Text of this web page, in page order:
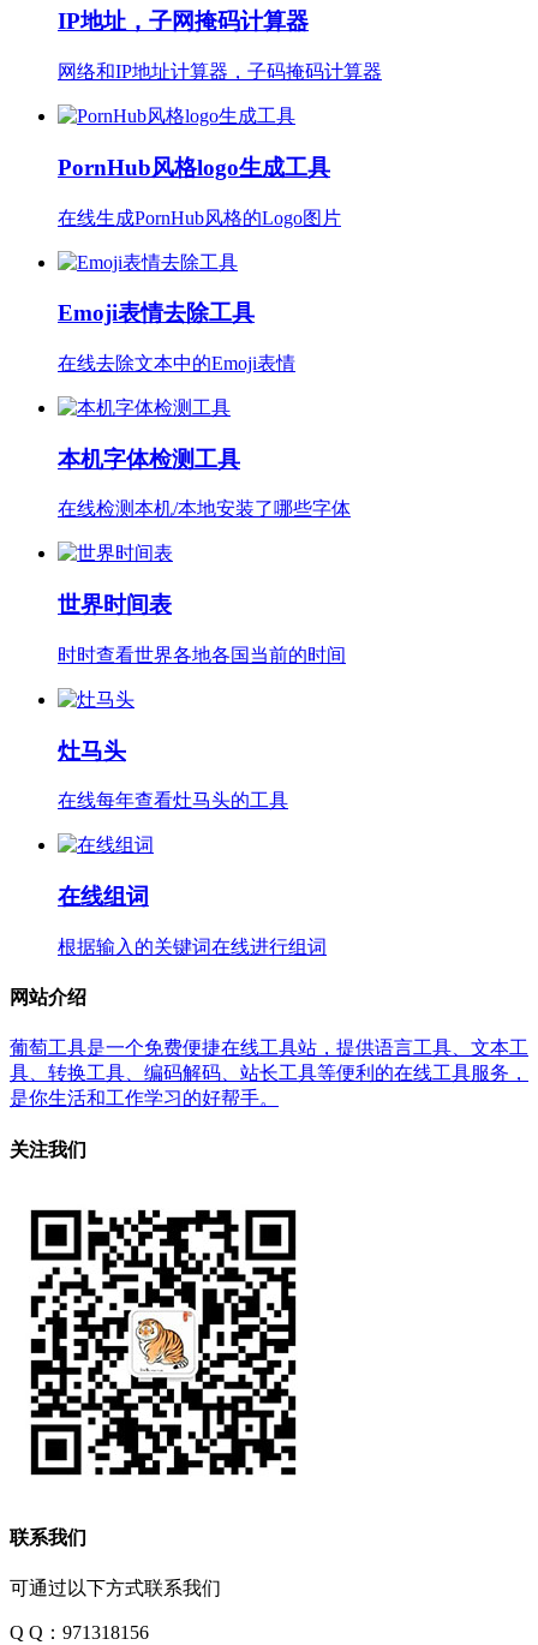
IP地址，子网掩码计算器
网络和IP地址计算器，子码掩码计算器
PornHub风格logo生成工具
在线生成PornHub风格的Logo图片
Emoji表情去除工具
在线去除文本中的Emoji表情
本机字体检测工具
在线检测本机/本地安装了哪些字体
世界时间表
时时查看世界各地各国当前的时间
灶马头
在线每年查看灶马头的工具
在线组词
根据输入的关键词在线进行组词
网站介绍
葡萄工具是一个免费便捷在线工具站，提供语言工具、文本工
具、转换工具、编码解码、站长工具等便利的在线工具服务，
是你生活和工作学习的好帮手。
关注我们
联系我们
可通过以下方式联系我们
Q Q：971318156